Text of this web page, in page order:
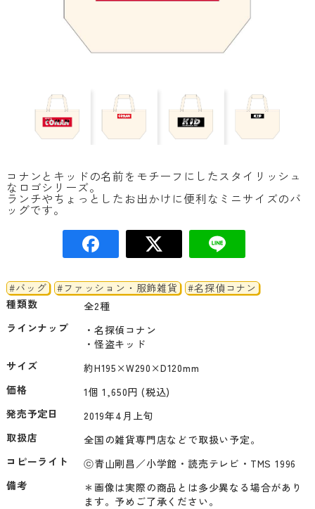
コナンとキッドの名前をモチーフにしたスタイリッシュ
なロゴシリーズ。
ランチやちょっとしたお出かけに便利なミニサイズのバ
ッグです。
#バッグ #ファッション・服飾雑貨
#名探偵コナン
種類数
全2種
ラインナップ
・名探偵コナン
・怪盗キッド
サイズ
約H195×W290×D120mm
価格
1個 1,650円 (税込)
発売予定日
2019年4月上旬
取扱店
全国の雑貨専門店などで取扱い予定。
コピーライト
ⓒ青山剛昌／小学館・読売テレビ・TMS 1996
備考
＊画像は実際の商品とは多少異なる場合があり
ます。予めご了承ください。